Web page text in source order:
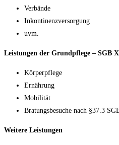
Verbände
Inkontinenzversorgung
uvm.
Leistungen der Grundpflege – SGB
Körperpflege
Ernährung
Mobilität
Bratungsbesuche nach §37.3
Weitere Leistungen